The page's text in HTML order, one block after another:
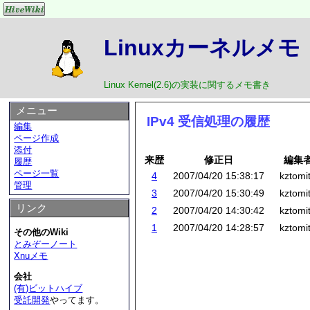
Linuxカーネルメモ
Linux Kernel(2.6)の実装に関するメモ書き
IPv4 受信処理の履歴
来歴 修正日
編集
4
2007/04/20 15:38:17
3
2007/04/20 15:30:49
2
2007/04/20 14:30:42
1
2007/04/20 14:28:57
メニュー
編集
ページ作成
添付
履歴
ページ一覧
管理
リンク
その他のWiki
とみぞーノート
Xnuメモ
会社
(有)ビットハイブ
受託開発やってます。